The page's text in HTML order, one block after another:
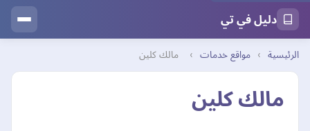
دليل في تي
الرئيسية › مواقع خدمات › مالك كلين
مالك كلين